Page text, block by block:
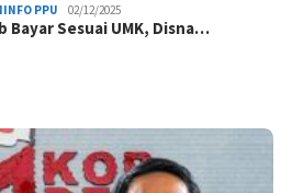
PPU 02/12/2025
Bayar Sesuai UMK, Disna…